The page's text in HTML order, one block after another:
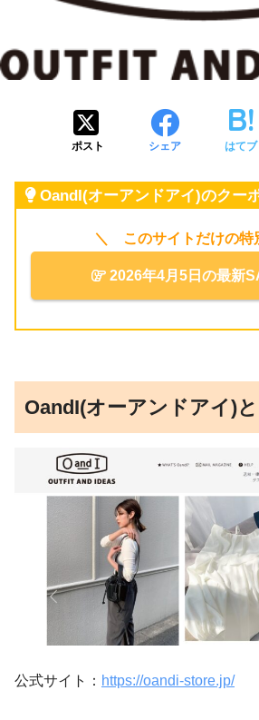
ポスト シェア はてブ
OandI(オーアンドアイ)のクー
＼ このサイトだけの
2026年4月5日の最新
OandI(オーアンドアイ)と
公式サイト： https://oandi-store.jp/